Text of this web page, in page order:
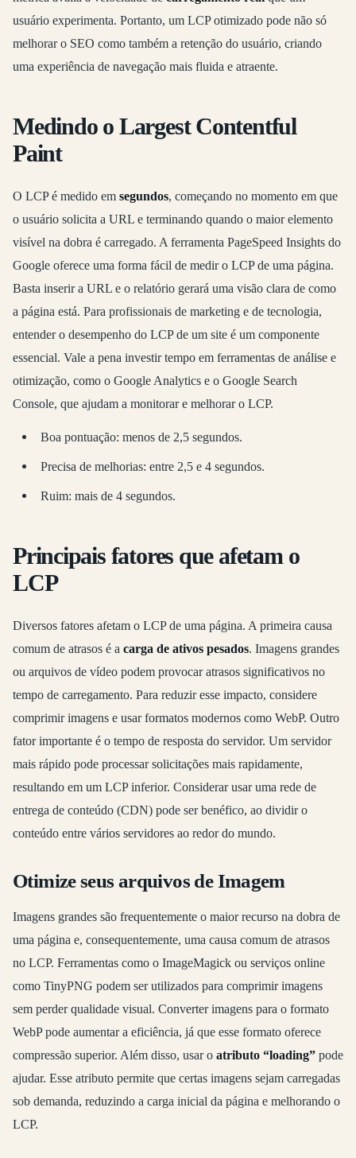
usuário experimenta. Portanto, um LCP otimizado pode não só
melhorar o SEO como também a retenção do usuário, criando
uma experiência de navegação mais fluida e atraente.
Medindo o Largest Contentful
Paint
O LCP é medido em segundos, começando no momento em que
o usuário solicita a URL e terminando quando o maior elemento
visível na dobra é carregado. A ferramenta PageSpeed Insights do
Google oferece uma forma fácil de medir o LCP de uma página.
Basta inserir a URL e o relatório gerará uma visão clara de como
a página está. Para profissionais de marketing e de tecnologia,
entender o desempenho do LCP de um site é um componente
essencial. Vale a pena investir tempo em ferramentas de análise e
otimização, como o Google Analytics e o Google Search
Console, que ajudam a monitorar e melhorar o LCP.
Boa pontuação: menos de 2,5 segundos.
Precisa de melhorias: entre 2,5 e 4 segundos.
Ruim: mais de 4 segundos.
Principais fatores que afetam o
LCP
Diversos fatores afetam o LCP de uma página. A primeira causa
comum de atrasos é a carga de ativos pesados. Imagens grandes
ou arquivos de vídeo podem provocar atrasos significativos no
tempo de carregamento. Para reduzir esse impacto, considere
comprimir imagens e usar formatos modernos como WebP. Outro
fator importante é o tempo de resposta do servidor. Um servidor
mais rápido pode processar solicitações mais rapidamente,
resultando em um LCP inferior. Considerar usar uma rede de
entrega de conteúdo (CDN) pode ser benéfico, ao dividir o
conteúdo entre vários servidores ao redor do mundo.
Otimize seus arquivos de Imagem
Imagens grandes são frequentemente o maior recurso na dobra de
uma página e, consequentemente, uma causa comum de atrasos
no LCP. Ferramentas como o ImageMagick ou serviços online
como TinyPNG podem ser utilizados para comprimir imagens
sem perder qualidade visual. Converter imagens para o formato
WebP pode aumentar a eficiência, já que esse formato oferece
compressão superior. Além disso, usar o atributo “loading” pode
ajudar. Esse atributo permite que certas imagens sejam carregadas
sob demanda, reduzindo a carga inicial da página e melhorando o
LCP.